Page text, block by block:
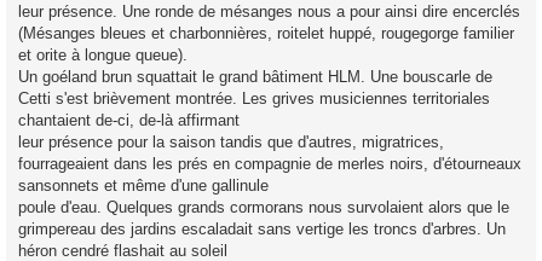
leur présence. Une ronde de mésanges nous a pour ainsi dire encerclés
(Mésanges bleues et charbonnières, roitelet huppé, rougegorge familier
et orite à longue queue).
Un goéland brun squattait le grand bâtiment HLM. Une bouscarle de
Cetti s'est brièvement montrée. Les grives musiciennes territoriales
chantaient de-ci, de-là affirmant
leur présence pour la saison tandis que d'autres, migratrices,
fourrageaient dans les prés en compagnie de merles noirs, d'étourneaux
sansonnets et même d'une gallinule
poule d'eau. Quelques grands cormorans nous survolaient alors que le
grimpereau des jardins escaladait sans vertige les troncs d'arbres. Un
héron cendré flashait au soleil